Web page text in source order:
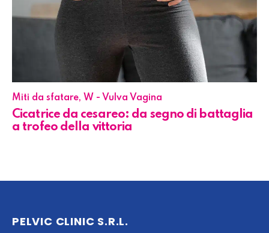
Miti da sfatare, W - Vulva Vagina
Cicatrice da cesareo: da segno di battaglia
a trofeo della vittoria
PELVIC CLINIC S.R.L.